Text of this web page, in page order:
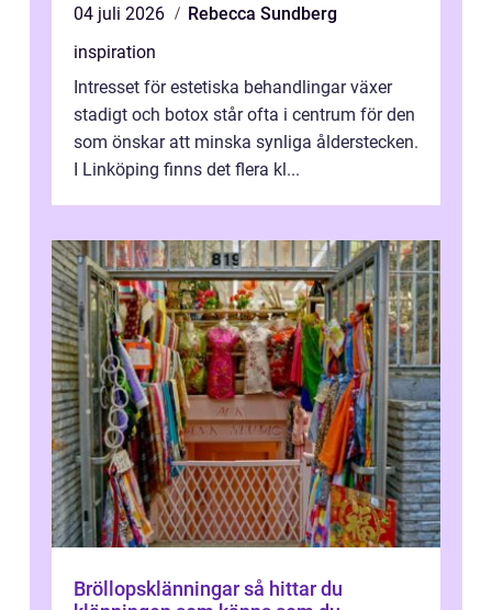
04 juli 2026
Rebecca Sundberg
inspiration
Intresset för estetiska behandlingar växer
stadigt och botox står ofta i centrum för den
som önskar att minska synliga ålderstecken.
I Linköping finns det flera kl...
Bröllopsklänningar så hittar du